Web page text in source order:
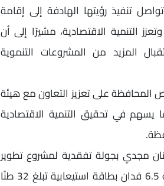
تنفيذ رؤيتها الهادفة إلى إقامة
التنمية الاقتصادية، مشيرًا إلى أن
المزيد من المشروعات التنموية
المحافظة على تعزيز التعاون مع هيئة
يسهم في تحقيق التنمية الاقتصادية
مجدي بجولة تفقدية لمشروع تطوير
مصنع تدوير المخلفات الزراعية بمدينة الخارجة، المقام على مساحة 6.5 فدان بطاقة استيعابية تبلغ 32 طنًا